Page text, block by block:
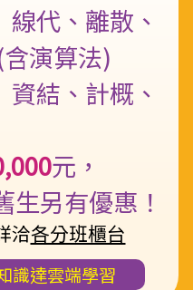
線代、離散、
演算法)
資結、計概、
元，
生另有優惠！
洽各分班櫃台
識達雲端學習